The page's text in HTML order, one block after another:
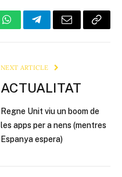
WhatsAppTelegramEmail Copy
NEXT ARTICLE
ACTUALITAT
Regne Unit viu un boom de
les apps per a nens (mentres
Espanya espera)